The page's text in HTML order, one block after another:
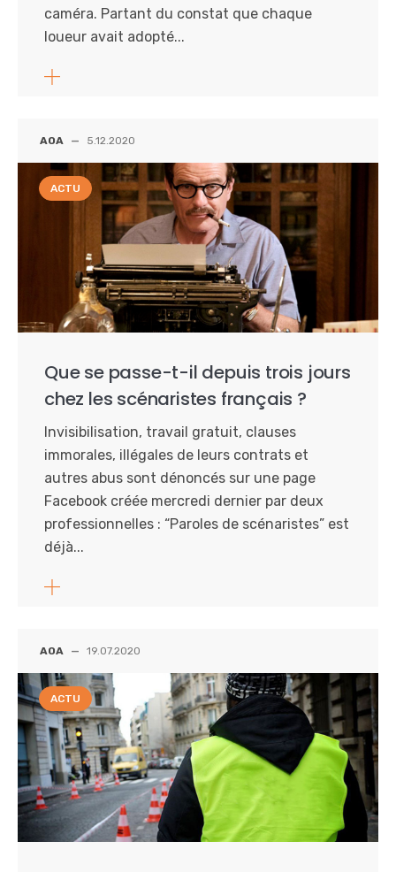
caméra. Partant du constat que chaque
loueur avait adopté...
AOA — 5.12.2020
ACTU
Que se passe-t-il depuis trois jours
chez les scénaristes français ?
Invisibilisation, travail gratuit, clauses
immorales, illégales de leurs contrats et
autres abus sont dénoncés sur une page
Facebook créée mercredi dernier par deux
professionnelles : “Paroles de scénaristes” est
déjà...
AOA — 19.07.2020
ACTU